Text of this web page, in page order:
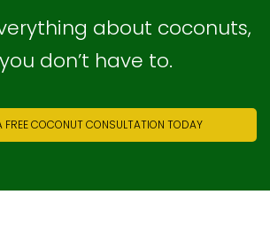
about coconuts,
don’t have to.
FREE COCONUT CONSULTATION TODAY